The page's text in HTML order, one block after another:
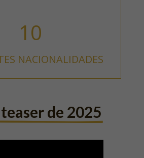
10
NACIONALIDADES
de 2025